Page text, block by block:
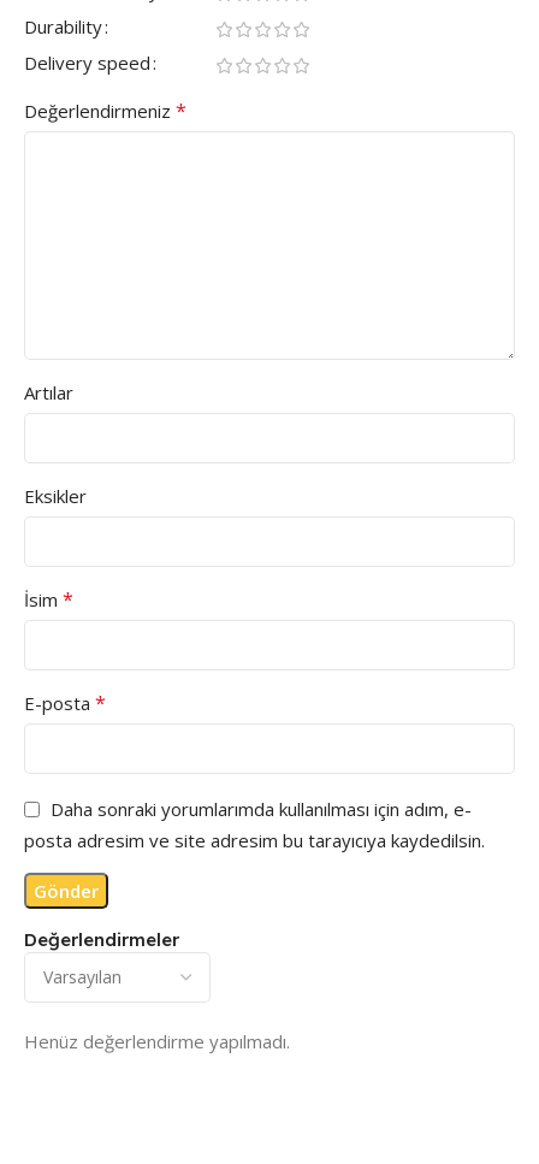
Değerlendirmeler
Henüz değerlendirme yapılmadı.
Durability
Delivery speed
Değerlendirmeniz *
Artılar
Eksikler
İsim *
E-posta *
Daha sonraki yorumlarımda kullanılması için adım, e-
posta adresim ve site adresim bu tarayıcıya kaydedilsin.